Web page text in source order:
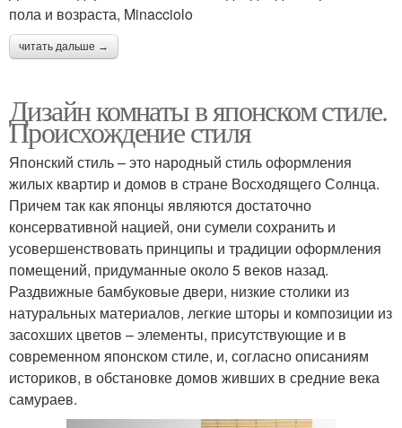
пола и возраста, Minacciolo
читать дальше →
Дизайн комнаты в японском стиле.
Происхождение стиля
Японский стиль – это народный стиль оформления
жилых квартир и домов в стране Восходящего Солнца.
Причем так как японцы являются достаточно
консервативной нацией, они сумели сохранить и
усовершенствовать принципы и традиции оформления
помещений, придуманные около 5 веков назад.
Раздвижные бамбуковые двери, низкие столики из
натуральных материалов, легкие шторы и композиции из
засохших цветов – элементы, присутствующие и в
современном японском стиле, и, согласно описаниям
историков, в обстановке домов живших в средние века
самураев.